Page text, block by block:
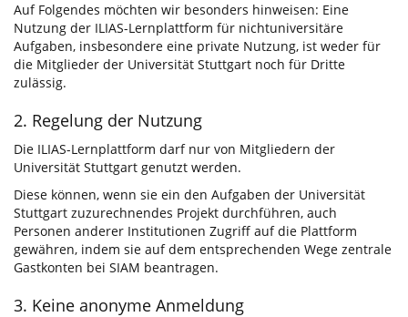
Auf Folgendes möchten wir besonders hinweisen: Eine
Nutzung der ILIAS-Lernplattform für nichtuniversitäre
Aufgaben, insbesondere eine private Nutzung, ist weder für
die Mitglieder der Universität Stuttgart noch für Dritte
zulässig.
2. Regelung der Nutzung
Die ILIAS-Lernplattform darf nur von Mitgliedern der
Universität Stuttgart genutzt werden.
Diese können, wenn sie ein den Aufgaben der Universität
Stuttgart zuzurechnendes Projekt durchführen, auch
Personen anderer Institutionen Zugriff auf die Plattform
gewähren, indem sie auf dem entsprechenden Wege zentrale
Gastkonten bei SIAM beantragen.
3. Keine anonyme Anmeldung